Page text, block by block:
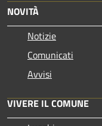
NOVITÀ
Notizie
Comunicati
Avvisi
VIVERE IL COMUNE